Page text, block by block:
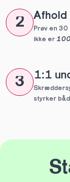
2 Afhold
Prøv en 30
ikke er
3 1:1
styrker